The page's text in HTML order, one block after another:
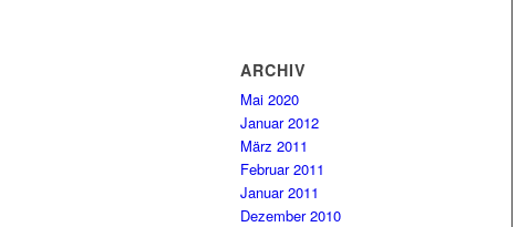
ARCHIV
Mai 2020
Januar 2012
März 2011
Februar 2011
Januar 2011
Dezember 2010